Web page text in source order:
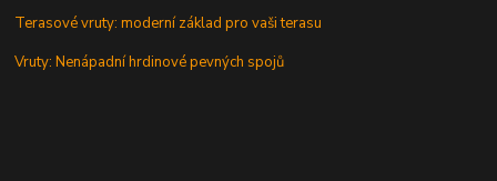
Terasové vruty: moderní základ pro vaši terasu
Vruty: Nenápadní hrdinové pevných spojů